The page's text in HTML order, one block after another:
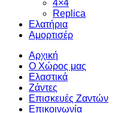
4×4
Replica
Ελατήρια
Αμορτισέρ
Αρχική
Ο Χώρος μας
Ελαστικά
Ζάντες
Επισκευές Ζαντών
Επικοινωνία